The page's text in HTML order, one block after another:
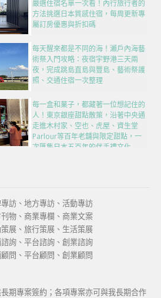
嚴選住宿名單一次看！內行旅行者的
方法挑選日本質感住宿，每周更新專
屬訂房優惠與折扣碼
每天醒來都是不同的海！瀨戶內海藝
術祭入門攻略：夜宿宇野港三天兩
夜，完成跳島直島與豐島、藝術祭護
照、交通住宿一次整理
每一盒和菓子，都藏著一位想記住的
人！東京銀座甜點散策，沿著中央通
走進木村家、空也、虎屋、資生堂
Parlour等百年老舖與限定甜點，一
次匯集日本五百年的伴手禮文化
訪、地方專訪、活動專訪
物、商業專欄、商業文案
展、旅行策展、生活策展
詢、平台諮詢、創業諮詢
問、平台顧問、創業顧問
期專案簽約；各項專案亦可與我長期合作